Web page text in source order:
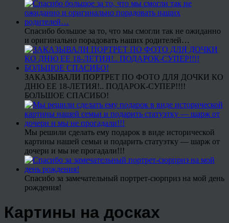
Спасибо большое за то, что мы смогли так не ожиданно
и оригинально порадовать наших родителей…
ЗАКАЗЫВАЛИ ПОРТРЕТ ПО ФОТО ДЛЯ ДОЧКИ КО
ДНЮ ЕЕ 18-ЛЕТИЯ!.. ПОДАРОК-СУПЕР!!!!
БОЛЬШОЕ СПАСИБО!
Мы решили сделать ему подарок в виде исторической
картины нашей семьи и подарить статуэтку — шарж от
дочери и мы не прогадали!!!
Спасибо за замечательный портрет-сюрприз на мой день
рождения!
Картины на досках